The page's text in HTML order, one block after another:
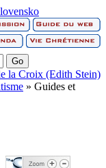
la Croix (Edith Stein)
» Guides et